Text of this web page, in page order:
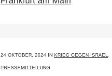
24 OKTOBER, 2024 IN KRIEG GEGEN ISRAEL
PRESSEMITTEILUNG